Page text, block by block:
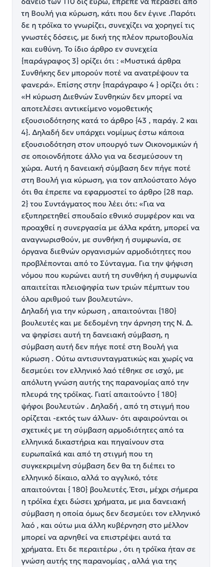
τη Βουλή για κύρωση, κάτι που δεν έγινε .Παρότι
δε η τρόϊκα το γνωρίζει, συνεχίζει να χορηγεί τις
γνωστές δόσεις, με δική της πλέον πρωτοβουλία
και ευθύνη. Το ίδιο άρθρο εν συνεχεία
{παράγραφος 3} ορίζει ότι : «Mυστικά άρθρα
Συνθήκης δεν μπορούν ποτέ να ανατρέψουν τα
φανερά». Επίσης στην {παράγραφο 4 } ορίζει ότι :
«H κύρωση Διεθνών Συνθηκών δεν μπορεί να
αποτελέσει αντικείμενο νομοθετικής
εξουσιοδότησης κατά το άρθρο {43 , παράγ. 2 και
4}. Δηλαδή δεν υπάρχει νομίμως έστω κάποια
εξουσιοδότηση στον υπουργό των Οικονομικών ή
σε οποιονδήποτε άλλο για να δεσμεύσουν τη
χώρα. Αυτή η δανειακή σύμβαση δεν πήγε ποτέ
στη Βουλή για κύρωση, για τον απλούστατο λόγο
ότι θα έπρεπε να εφαρμοστεί το άρθρο {28 παρ.
2} του Συντάγματος που λέει ότι: «Για να
εξυπηρετηθεί σπουδαίο εθνικό συμφέρον και να
προαχθεί η συνεργασία με άλλα κράτη, μπορεί να
αναγνωρισθούν, με συνθήκη ή συμφωνία, σε
όργανα διεθνών οργανισμών αρμοδιότητες που
προβλέπονται από το Σύνταγμα. Για την ψήφιση
νόμου που κυρώνει αυτή τη συνθήκη ή συμφωνία
απαιτείται πλειοψηφία των τριών πέμπτων του
όλου αριθμού των βουλευτών».
Δηλαδή για την κύρωση , απαιτούνται {180}
βουλευτές και με δεδομένη την άρνηση της Ν. Δ.
να ψηφίσει αυτή τη δανειακή σύμβαση, η
σύμβαση αυτή δεν πήγε ποτέ στη Βουλή για
κύρωση . Ούτω αντισυνταγματικώς και χωρίς να
δεσμεύει τον ελληνικό λαό τέθηκε σε ισχύ, με
απόλυτη γνώση αυτής της παρανομίας από την
πλευρά της τρόϊκας. Γιατί απαιτούντο { 180}
ψήφοι βουλευτών . Δηλαδή , από τη στιγμή που
ορίζεται -εκτός των άλλων- ότι αφαιρούνται οι
σχετικές με τη σύμβαση αρμοδιότητες από τα
ελληνικά δικαστήρια και πηγαίνουν στα
ευρωπαϊκά και από τη στιγμή που τη
συγκεκριμένη σύμβαση δεν θα τη διέπει το
ελληνικό δίκαιο, αλλά το αγγλικό, τότε
απαιτούνται { 180} βουλευτές. Έτσι, μέχρι σήμερα
η τρόϊκα έχει δώσει χρήματα, με μια δανειακή
σύμβαση η οποία όμως δεν δεσμεύει τον ελληνικό
λαό , και ούτω μια άλλη κυβέρνηση στο μέλλον
μπορεί να αρνηθεί να επιστρέψει αυτά τα
χρήματα. Ετι δε περαιτέρω , ότι η τρόϊκα ήταν σε
γνώση αυτής της παρανομίας , αλλά για της